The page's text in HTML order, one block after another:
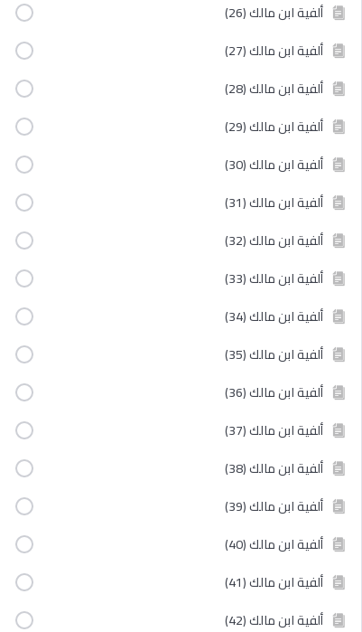
ألفية ابن مالك (26)
ألفية ابن مالك (27)
ألفية ابن مالك (28)
ألفية ابن مالك (29)
ألفية ابن مالك (30)
ألفية ابن مالك (31)
ألفية ابن مالك (32)
ألفية ابن مالك (33)
ألفية ابن مالك (34)
ألفية ابن مالك (35)
ألفية ابن مالك (36)
ألفية ابن مالك (37)
ألفية ابن مالك (38)
ألفية ابن مالك (39)
ألفية ابن مالك (40)
ألفية ابن مالك (41)
ألفية ابن مالك (42)